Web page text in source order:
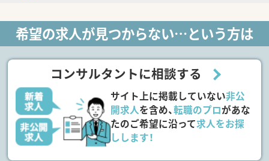
希望の求人が見つからない…という方は
コンサルタントに相談する
サイト上に掲載していない非公
開求人を含め、転職のプロがあな
たのご希望に沿って求人をお探
しします！